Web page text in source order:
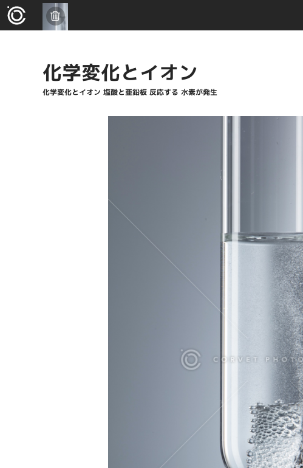
化学変化とイオン
化学変化とイオン 塩酸と亜鉛板 反応する 水素が発生